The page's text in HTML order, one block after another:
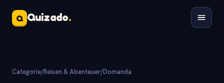
Q Quizado.
Categorie/Reisen & Abenteuer/Domanda